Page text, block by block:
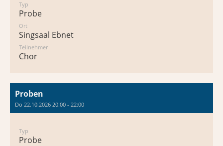
Typ
Probe
Ort
Singsaal Ebnet
Teilnehmer
Chor
Proben
Do 22.10.2026 20:00 - 22:00
Typ
Probe